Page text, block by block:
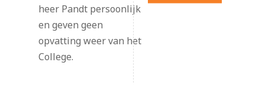
heer Pandt persoonlijk
en geven geen
opvatting weer van het
College.